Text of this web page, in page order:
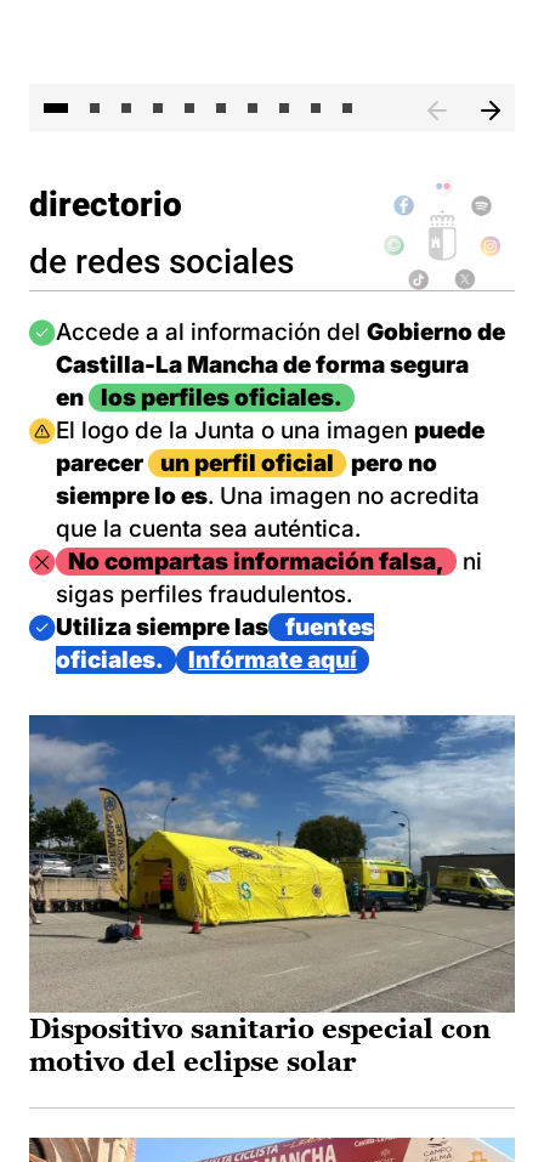
directorio
de redes sociales
Imagen
Accede a al información del Gobierno de
Castilla-La Mancha de forma segura
en
los perfiles oficiales.
Imagen
El logo de la Junta o una imagen puede
parecer
un perfil oficial
pero no
siempre lo es. Una imagen no acredita
que la cuenta sea auténtica.
ImagenNo compartas información falsa,
ni
sigas perfiles fraudulentos.
Imagen
Utiliza siempre las
fuentes
oficiales.
Infórmate aquí
Dispositivo sanitario especial con
motivo del eclipse solar